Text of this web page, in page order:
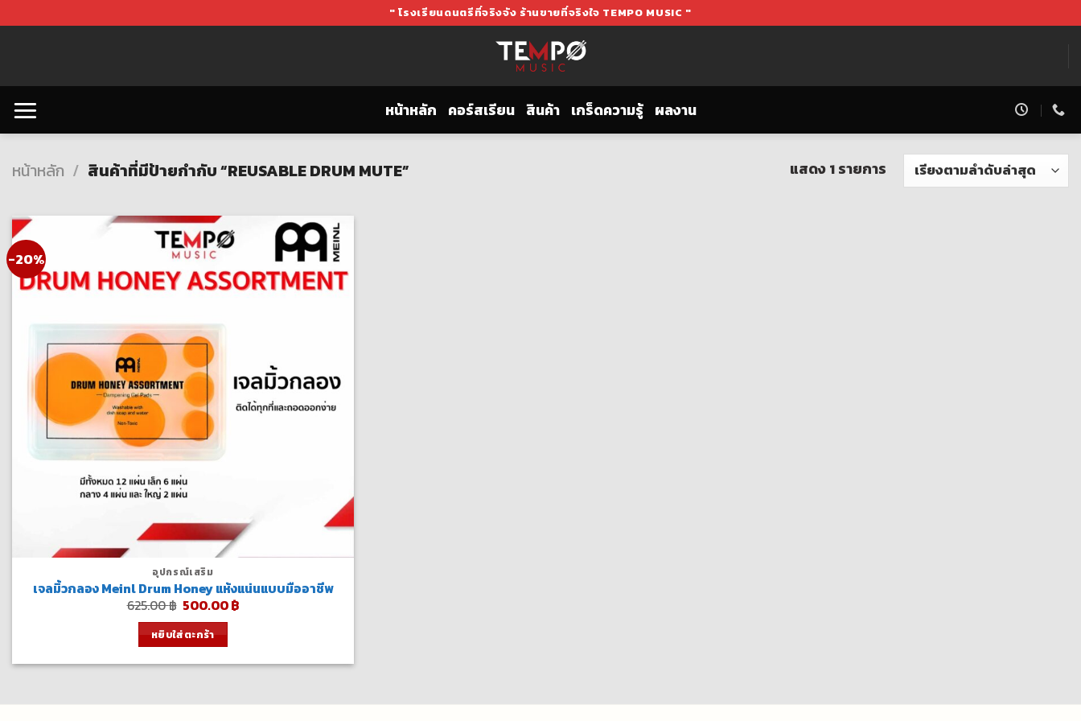
to
" โรงเรียนดนตรีที่จริงจัง ร้านขายที่จริงใจ TEMPO MUSIC "
หน้าหลัก คอร์สเรียน สินค้า เกร็ดความรู้ ผลงาน
หน้าหลัก / สินค้าที่มีป้ายกำกับ “REUSABLE DRUM MUTE” แสดง 1 รายการ
-20%
อุปกรณ์เสริม
เจลมิ้วกลอง Meinl Drum Honey แห้งแน่นแบบมืออาชีพ
625.00฿ Original
was:
625.00 ฿.
500.00฿Current
หยิบใส่ตะกร้า